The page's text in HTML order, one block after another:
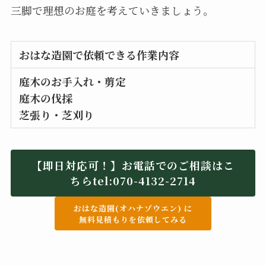
三脚で理想のお庭を考えていきましょう。
おはな造園で依頼できる作業内容
庭木のお手入れ・剪定
庭木の伐採
芝張り・芝刈り
【即日対応可！】お電話でのご相談はこ
ちらtel:070-4132-2714
おはな造園(オハナゾウエン) に
無料見積もりを依頼してみる